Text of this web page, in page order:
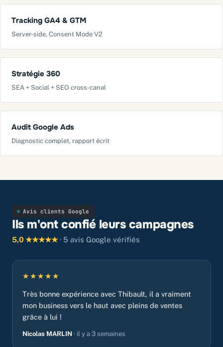
Tracking GA4 & GTM
Server-side, Consent Mode V2
Stratégie 360
SEA + Social + SEO cross-canal
Audit Google Ads
Diagnostic complet, rapport écrit
Avis clients Google
Ils m'ont confié leurs campagnes
5,0 ★★★★★· 5 avis Google vérifiés
★★★★★
Très bonne expérience avec Thibault, il a vraiment
mon business vers le haut avec pleins de ventes
grâce à lui !
Nicolas MARLIN · il y a 3 semaines